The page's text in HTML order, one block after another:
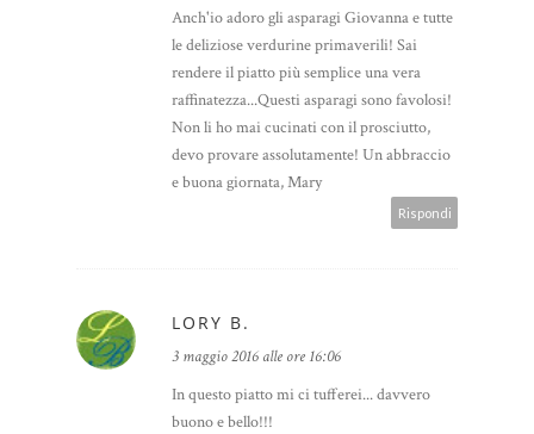
Anch'io adoro gli asparagi Giovanna e tutte
le deliziose verdurine primaverili! Sai
rendere il piatto più semplice una vera
raffinatezza...Questi asparagi sono favolosi!
Non li ho mai cucinati con il prosciutto,
devo provare assolutamente! Un abbraccio
e buona giornata, Mary
Rispondi
LORY B.
3 maggio 2016 alle ore 16:06
In questo piatto mi ci tufferei... davvero
buono e bello!!!